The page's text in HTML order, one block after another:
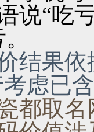
说“吃
果依
虑已
取名